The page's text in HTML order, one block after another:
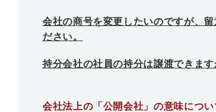
会社の商号を変更したいのですが、留
ださい。
持分会社の社員の持分は譲渡できます
会社法上の「公開会社」の意味につ